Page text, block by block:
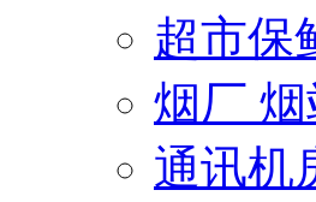
超市保
烟厂 烟
通讯机